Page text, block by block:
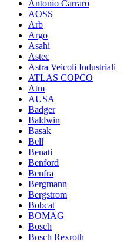
Antonio Carraro
AOSS
Arb
Argo
Asahi
Astec
Astra Veicoli Industriali
ATLAS COPCO
Atm
AUSA
Badger
Baldwin
Basak
Bell
Benati
Benford
Benfra
Bergmann
Bergstrom
Bobcat
BOMAG
Bosch
Bosch Rexroth